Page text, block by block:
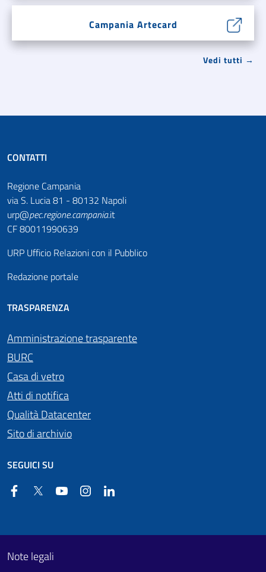
Campania Artecard
Vedi tutti →
CONTATTI
Regione Campania
via S. Lucia 81 - 80132 Napoli
urp@pec.regione.campania.it
CF 80011990639
URP Ufficio Relazioni con il Pubblico
Redazione portale
TRASPARENZA
Amministrazione trasparente
BURC
Casa di vetro
Atti di notifica
Qualità Datacenter
Sito di archivio
SEGUICI SU
FacebookTwitter YouTube Instagram
Footer First
Useful links section
Note legali